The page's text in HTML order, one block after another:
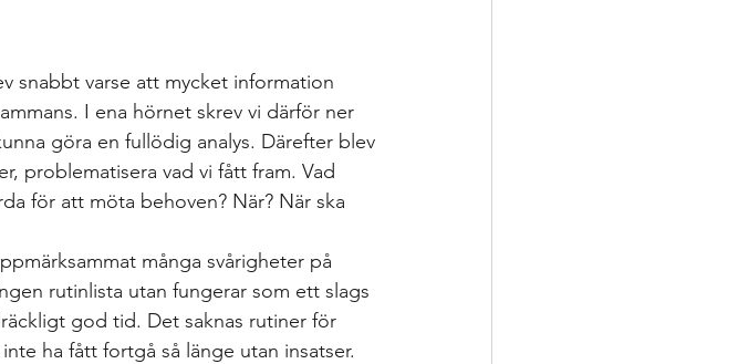
snabbt varse att mycket information
I ena hörnet skrev vi därför ner
göra en fullödig analys. Därefter blev
problematisera vad vi fått fram. Vad
för att möta behoven? När? När ska
många svårigheter på
rutinlista utan fungerar som ett slags
god tid. Det saknas rutiner för
ha fått fortgå så länge utan insatser.